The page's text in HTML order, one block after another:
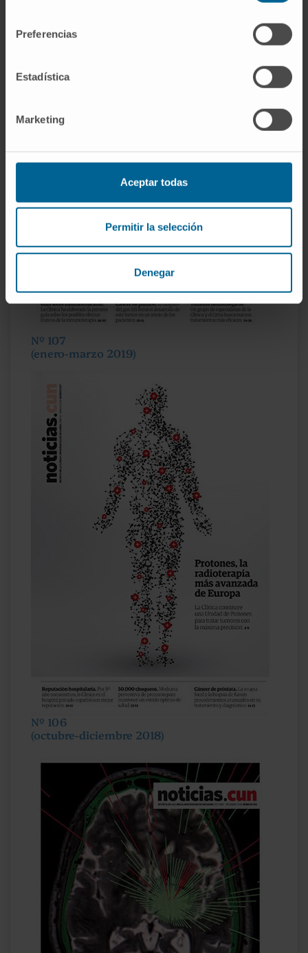
Preferencias
Estadística
Marketing
Aceptar todas
Permitir la selección
Denegar
Nº 107
(enero-marzo 2019)
Nº 106
(octubre-diciembre 2018)